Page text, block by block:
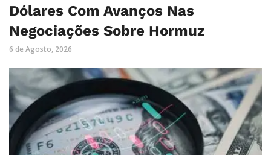
Dólares Com Avanços Nas
Negociações Sobre Hormuz
6 de Agosto, 2026